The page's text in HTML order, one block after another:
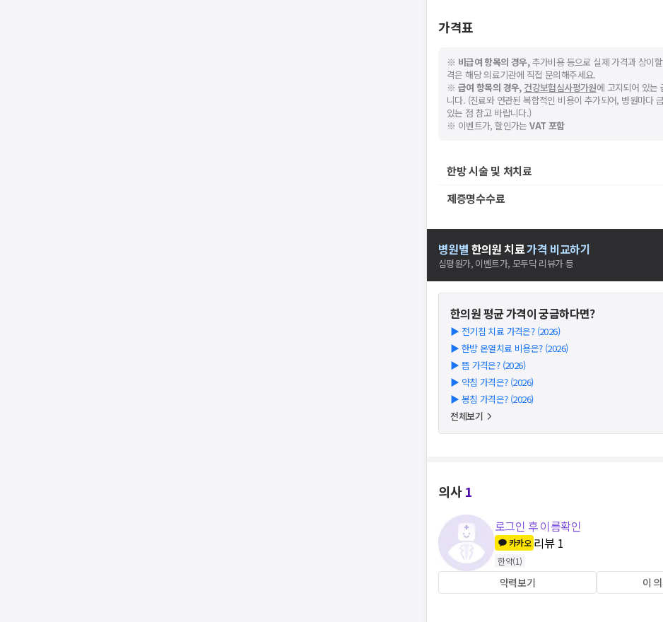
가격표
※ 비급여 항목의 경우,추가비용 등으로 실제 가격과 상이
격은 해당 의료기관에 직접 문의해주세요.
※ 급여 항목의 경우, 건강보험심사평가원에 고지되어 있는
니다. (진료와 연관된 복합적인 비용이 추가되어, 병원마다
있는 점 참고 바랍니다.)
※ 이벤트가, 할인가는VAT 포함
한방 시술 및 처치료
제증명수수료
병원별 한의원치료가격 비교하기
심평원가, 이벤트가, 모두닥 리뷰가 등
한의원평균 가격이 궁금하다면?
▶ 전기침 치료 가격은? (2026)
▶ 한방 온열치료 비용은? (2026)
▶ 뜸 가격은? (2026)
▶ 약침 가격은? (2026)
▶ 봉침 가격은? (2026)
전체보기
의사1
로그인 후 이름확인
카카오 리뷰 1
한약(1)
약력보기 이